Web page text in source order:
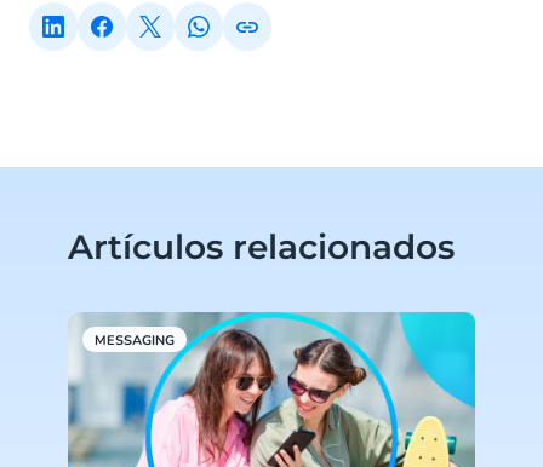
Artículos relacionados
MESSAGING